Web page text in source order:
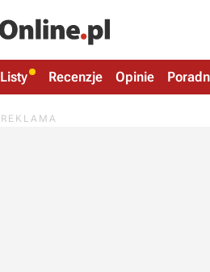
Listy Recenzje Opinie